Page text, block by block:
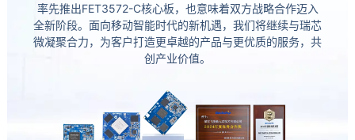
率先推出FET3572-C核心板，也意味着双方战略合作迈入
全新阶段。面向移动智能时代的新机遇，我们将继续与瑞芯
微凝聚合力，为客户打造更卓越的产品与更优质的服务，共
创产业价值。